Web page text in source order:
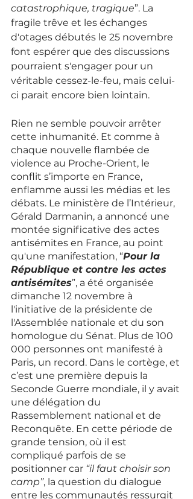
catastrophique, tragique”. La
fragile trêve et les échanges
d'otages débutés le 25 novembre
font espérer que des discussions
pourraient s'engager pour un
véritable cessez-le-feu, mais celui-
ci parait encore bien lointain.
Rien ne semble pouvoir arrêter
cette inhumanité. Et comme à
chaque nouvelle flambée de
violence au Proche-Orient, le
conflit s’importe en France,
enflamme aussi les médias et les
débats. Le ministère de l’Intérieur,
Gérald Darmanin, a annoncé une
montée significative des actes
antisémites en France, au point
qu'une manifestation, “Pour la
République et contre les actes
antisémites”, a été organisée
dimanche 12 novembre à
l'initiative de la présidente de
l'Assemblée nationale et du son
homologue du Sénat. Plus de 100
000 personnes ont manifesté à
Paris, un record. Dans le cortège, et
c’est une première depuis la
Seconde Guerre mondiale, il y avait
une délégation du
Rassemblement national et de
Reconquête. En cette période de
grande tension, où il est
compliqué parfois de se
positionner car “il faut choisir son
camp”, la question du dialogue
entre les communautés ressurgit